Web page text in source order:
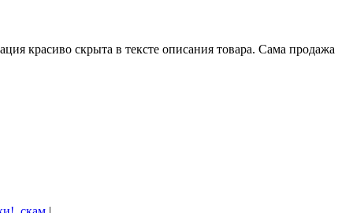
красиво скрыта в тексте описания товара. Сама продажа